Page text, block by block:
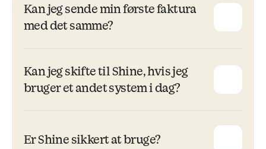
Kan jeg sende min første faktura
med det samme?
Kan jeg skifte til Shine, hvis jeg
bruger et andet system i dag?
Er Shine sikkert at bruge?